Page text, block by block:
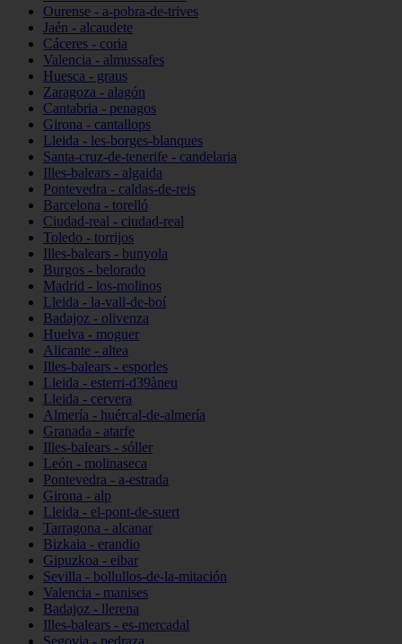
Ourense - a-pobra-de-trives
Jaén - alcaudete
Cáceres - coria
Valencia - almussafes
Huesca - graus
Zaragoza - alagón
Cantabria - penagos
Girona - cantallops
Lleida - les-borges-blanques
Santa-cruz-de-tenerife - candelaria
Illes-balears - algaida
Pontevedra - caldas-de-reis
Barcelona - torelló
Ciudad-real - ciudad-real
Toledo - torrijos
Illes-balears - bunyola
Burgos - belorado
Madrid - los-molinos
Lleida - la-vall-de-boí
Badajoz - olivenza
Huelva - moguer
Alicante - altea
Illes-balears - esporles
Lleida - esterri-d39àneu
Lleida - cervera
Almería - huércal-de-almería
Granada - atarfe
Illes-balears - sóller
León - molinaseca
Pontevedra - a-estrada
Girona - alp
Lleida - el-pont-de-suert
Tarragona - alcanar
Bizkaia - erandio
Gipuzkoa - eibar
Sevilla - bollullos-de-la-mitación
Valencia - manises
Badajoz - llerena
Illes-balears - es-mercadal
Segovia - pedraza